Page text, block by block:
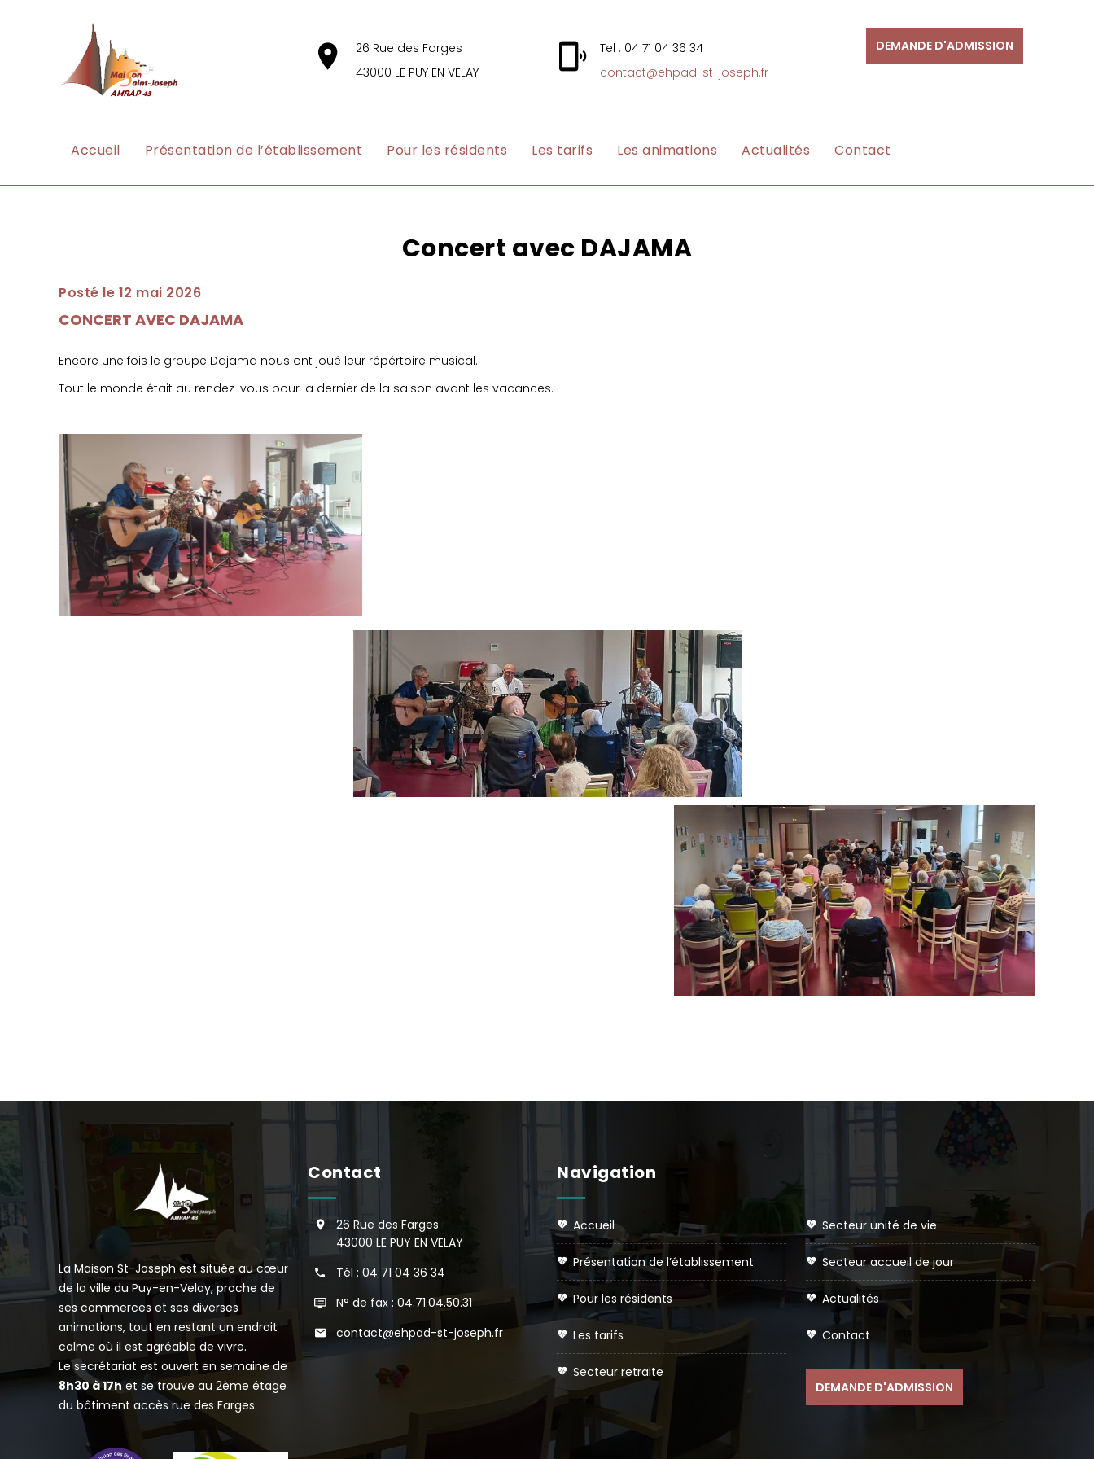
26 Rue des Farges
43000 LE PUY EN VELAY
Tel : 04 71 04 36 34
contact@ehpad-st-joseph.fr
DEMANDE D'ADMISSION
Accueil Présentation de l’établissement Pour les résidents Les tarifs Les animations Actualités Contact
Concert avec DAJAMA
Posté le 12 mai 2026
CONCERT AVEC DAJAMA
Encore une fois le groupe Dajama nous ont joué leur répértoire musical.
Tout le monde était au rendez-vous pour la dernier de la saison avant les vacances.
La Maison St-Joseph est située au cœur
de la ville du Puy-en-Velay, proche de
ses commerces et ses diverses
animations, tout en restant un endroit
calme où il est agréable de vivre.
Le secrétariat est ouvert en semaine de
8h30 à 17h et se trouve au 2ème étage
du bâtiment accès rue des Farges.
Contact
26 Rue des Farges
43000 LE PUY EN VELAY
Tél : 04 71 04 36 34
N° de fax : 04.71.04.50.31
contact@ehpad-st-joseph.fr
Navigation
accueil
présentation de l’établissement
pour les résidents
les tarifs
secteur retraite
secteur unité de vie
secteur accueil de jour
actualités
contact
DEMANDE D'ADMISSION